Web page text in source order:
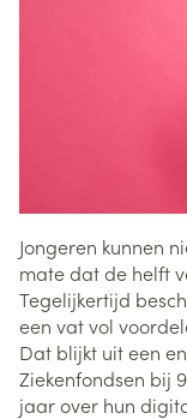
Jongeren kunnen
mate dat de helft
Tegelijkertijd
een vat vol
Dat blijkt uit een
Ziekenfondsen bij
jaar over hun